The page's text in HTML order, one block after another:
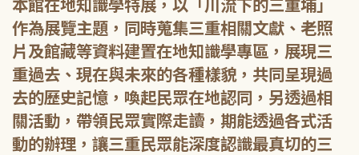
本館在地知識學特展，以「川流下的三重埔」
作為展覽主題，同時蒐集三重相關文獻、老照
片及館藏等資料建置在地知識學專區，展現三
重過去、現在與未來的各種樣貌，共同呈現過
去的歷史記憶，喚起民眾在地認同，另透過相
關活動，帶領民眾實際走讀，期能透過各式活
動的辦理，讓三重民眾能深度認識最真切的三